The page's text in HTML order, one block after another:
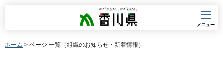
香川県
メニュー
ホーム > ページ 一覧（組織のお知らせ・新着情報）